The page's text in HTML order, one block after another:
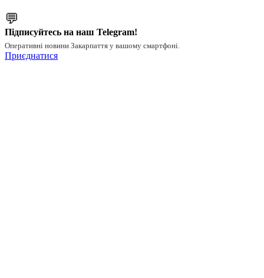
💬
Підписуйтесь на наш Telegram!
Оперативні новини Закарпаття у вашому смартфоні.
Приєднатися